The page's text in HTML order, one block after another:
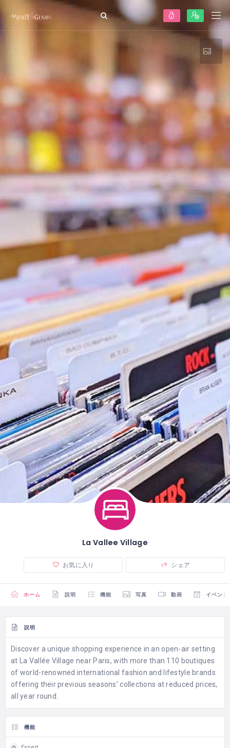
La Vallee Village
お気に入り シェア
ホーム 説明 機能 写真 動画 イベント
説明
Discover a unique shopping experience in an open-air setting
at La Vallée Village near Paris, with more than 110 boutiques
of world-renowned international fashion and lifestyle brands
offering their previous seasons’ collections at reduced prices,
all year round.
機能